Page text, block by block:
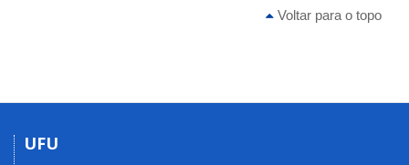
Voltar para o topo
UFU